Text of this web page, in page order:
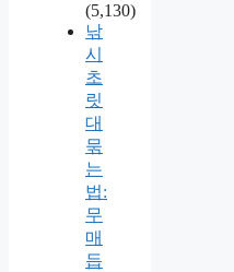
(5,130)
낚
시
초
릿
대
묶
는
법:
무
매
듭